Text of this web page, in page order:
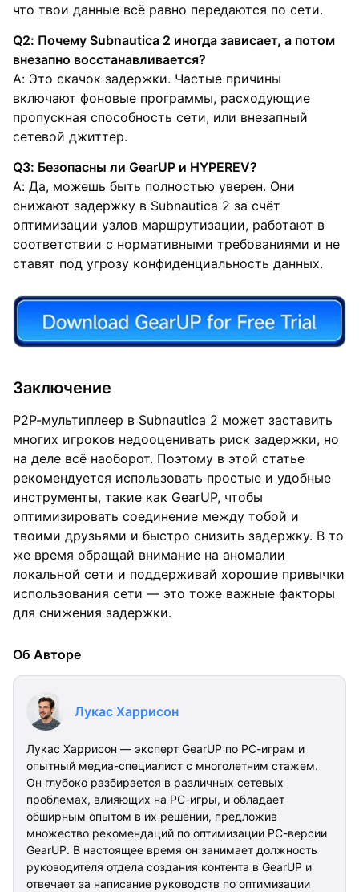
что твои данные всё равно передаются по сети.
Q2: Почему Subnautica 2 иногда зависает, а потом
внезапно восстанавливается?
A: Это скачок задержки. Частые причины
включают фоновые программы, расходующие
пропускная способность сети, или внезапный
сетевой джиттер.
Q3: Безопасны ли GearUP и HYPEREV?
A: Да, можешь быть полностью уверен. Они
снижают задержку в Subnautica 2 за счёт
оптимизации узлов маршрутизации, работают в
соответствии с нормативными требованиями и не
ставят под угрозу конфиденциальность данных.
Заключение
P2P-мультиплеер в Subnautica 2 может заставить
многих игроков недооценивать риск задержки, но
на деле всё наоборот. Поэтому в этой статье
рекомендуется использовать простые и удобные
инструменты, такие как GearUP, чтобы
оптимизировать соединение между тобой и
твоими друзьями и быстро снизить задержку. В то
же время обращай внимание на аномалии
локальной сети и поддерживай хорошие привычки
использования сети — это тоже важные факторы
для снижения задержки.
Об Авторе
Лукас Харрисон
Лукас Харрисон — эксперт GearUP по PC-играм и
опытный медиа-специалист с многолетним стажем.
Он глубоко разбирается в различных сетевых
проблемах, влияющих на PC-игры, и обладает
обширным опытом в их решении, предложив
множество рекомендаций по оптимизации PC-версии
GearUP. В настоящее время он занимает должность
руководителя отдела создания контента в GearUP и
отвечает за написание руководств по оптимизации